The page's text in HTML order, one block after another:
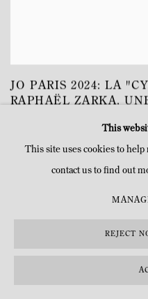
JO PARIS 2024: LA
RAPHAËL ZARKA.
BÉATRICE DE ROCHEBOUËT,
This
This site uses cookies to
contact us to find out
REJECT